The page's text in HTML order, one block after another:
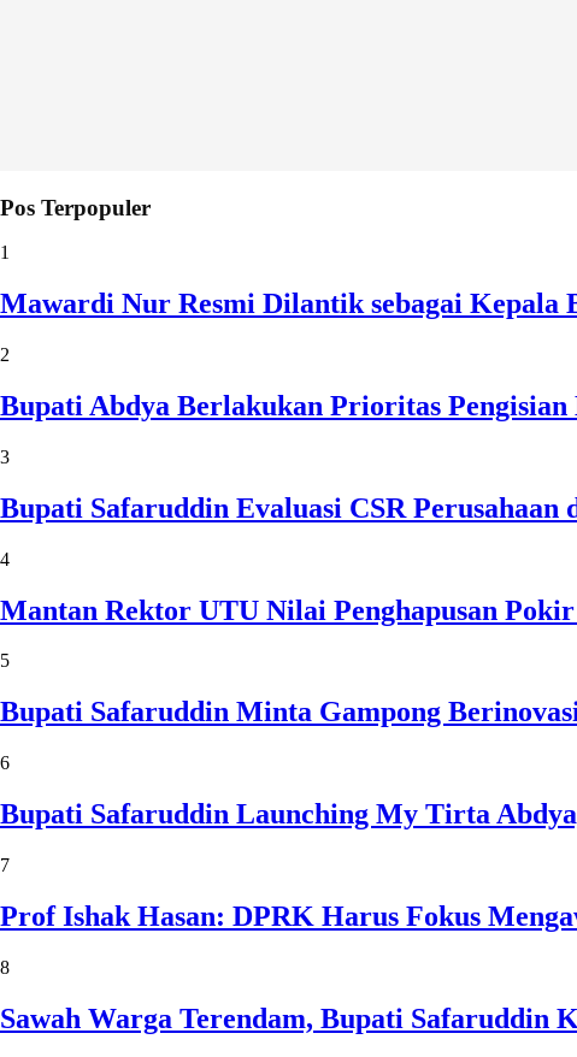
Pos Terpopuler
1
Mawardi Nur Resmi Dilantik sebagai Kepala
2
Bupati Abdya Berlakukan Prioritas
3
Bupati Safaruddin Evaluasi CSR
4
Mantan Rektor UTU Nilai Penghapusan
5
Bupati Safaruddin Minta Gampong
6
Bupati Safaruddin Launching My Tirta
7
Prof Ishak Hasan: DPRK Harus Fokus
8
Sawah Warga Terendam, Bupati Safaruddin